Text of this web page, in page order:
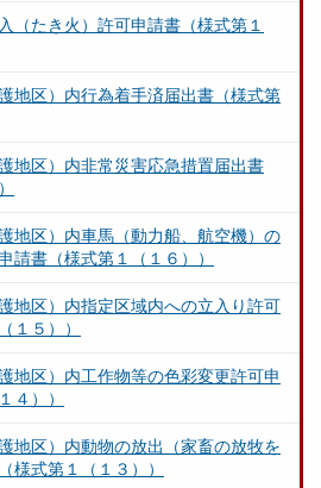
（たき火）許可申請書（様式第１
地区）内行為着手済届出書（様式第
地区）内非常災害応急措置届出書
地区）内車馬（動力船、航空機）の
請書（様式第１（１６））
地区）内指定区域内への立入り許可
１５））
地区）内工作物等の色彩変更許可申
４））
地区）内動物の放出（家畜の放牧を
様式第１（１３））